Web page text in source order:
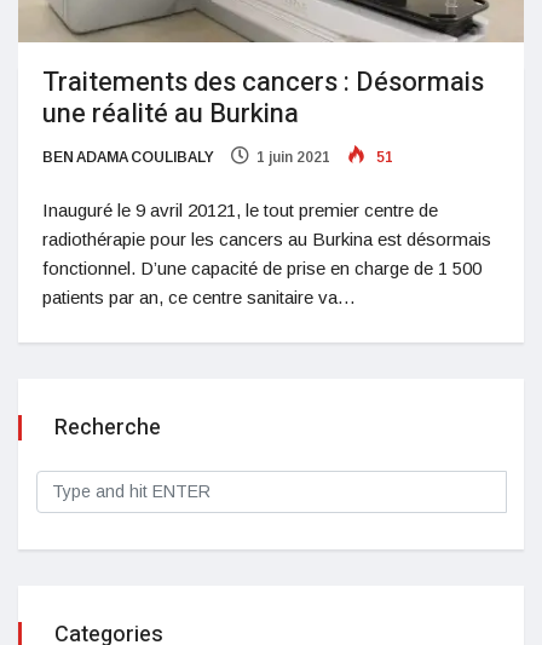
Traitements des cancers : Désormais
une réalité au Burkina
BEN ADAMA COULIBALY 1 juin 2021 51
Inauguré le 9 avril 20121, le tout premier centre de
radiothérapie pour les cancers au Burkina est désormais
fonctionnel. D’une capacité de prise en charge de 1 500
patients par an, ce centre sanitaire va…
Recherche
Categories